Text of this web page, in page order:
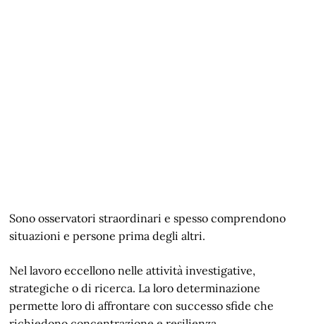
Sono osservatori straordinari e spesso comprendono
situazioni e persone prima degli altri.
Nel lavoro eccellono nelle attività investigative,
strategiche o di ricerca. La loro determinazione
permette loro di affrontare con successo sfide che